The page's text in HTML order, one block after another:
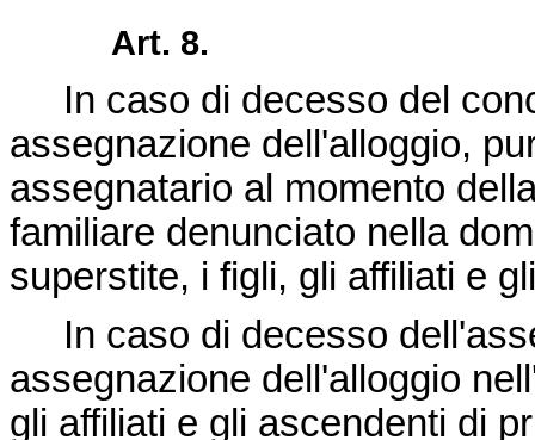
Art. 8.
In caso di decesso del
assegnazione dell'alloggio,
assegnatario al momento
familiare denunciato nella
superstite, i figli, gli affiliati e
In caso di decesso
assegnazione dell'alloggio
gli affiliati e gli ascendenti di